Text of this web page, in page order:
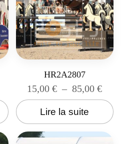
HR2A2807
15,00€ – 85,00€
Lire la suite